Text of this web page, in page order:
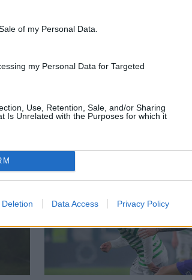
of my Personal Data.
my Personal Data for Targeted
Use, Retention, Sale, and/or Sharing
Is Unrelated with the Purposes for which it
Deletion Data Access Privacy Policy